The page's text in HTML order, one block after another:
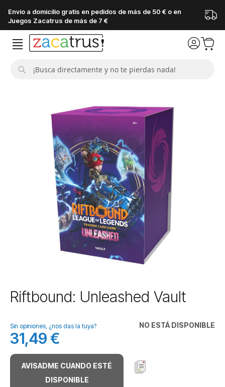
Envío a domicilio gratis en pedidos de más de 50 € o en
Juegos Zacatrus de más de 7 €
Saltar
al
de
la
galería
de
imágenes
Riftbound: Unleashed Vault
NO ESTÁ DISPONIBLE
Sin opiniones, ¿nos das la tuya?
31,49 €
AVISADME CUANDO ESTÉ
DISPONIBLE